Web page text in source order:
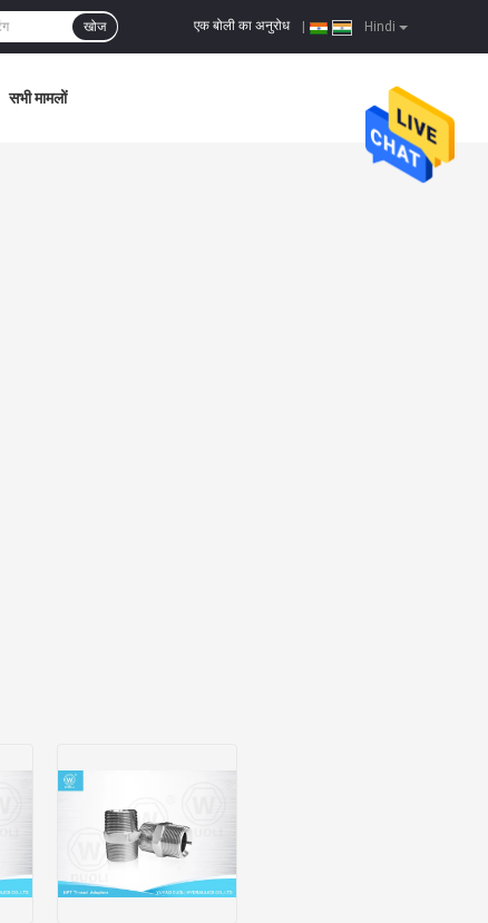
Hindi
एक बोली का अनुरोध
खोज
सभी मामलों